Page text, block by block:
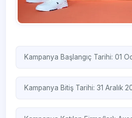
Kampanya Başlangıç Tarihi: 01
Kampanya Bitiş Tarihi: 31 Aralık